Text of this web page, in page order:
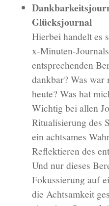
Glücksjournal
Hierbei handelt es
x-Minuten-
entsprechenden
dankbar? Was
heute? Was hat
Wichtig bei allen
Ritualisierung des
ein achtsames
Reflektieren des
Und nur dieses
Fokussierung auf
die Achtsamkeit